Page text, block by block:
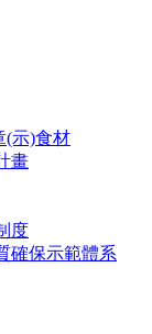
(示)食材
畫
度
確保示範體系